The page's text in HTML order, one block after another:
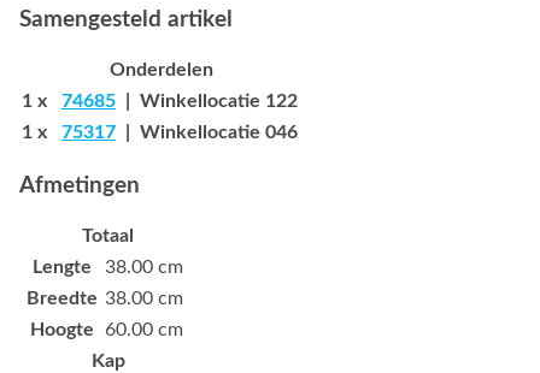
Samengesteld artikel
Onderdelen
1 x 74685 | Winkellocatie 122
1 x 75317 | Winkellocatie 046
Afmetingen
Totaal
Lengte
38.00 cm
Breedte 38.00 cm
Hoogte
60.00 cm
Kap